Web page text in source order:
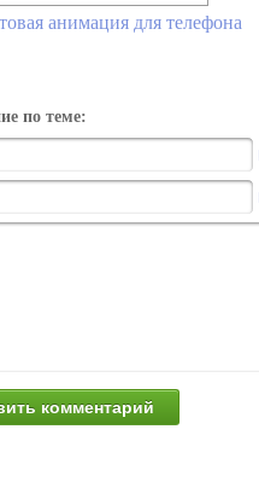
анимация для телефона
по теме: